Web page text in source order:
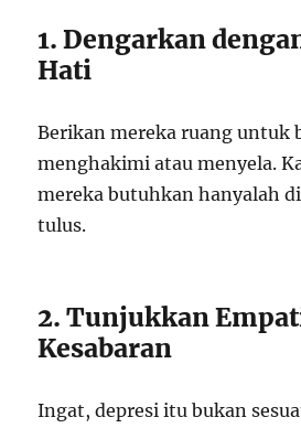
1. Dengarkan
Hati
Berikan mereka ruang untuk
menghakimi atau menyela.
mereka butuhkan hanyalah
tulus.
2. Tunjukkan
Kesabaran
Ingat, depresi itu bukan